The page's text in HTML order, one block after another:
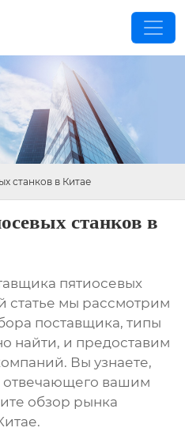
станков в Китае
станков в
пятиосевых
статье мы рассмотрим
поставщика, типы
найти, и предоставим
Вы узнаете,
отвечающего вашим
обзор рынка
.